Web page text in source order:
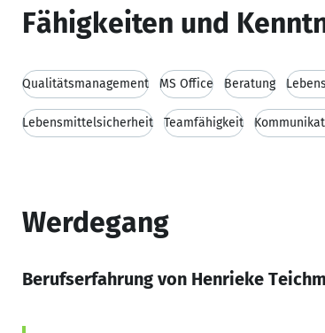
Fähigkeiten und
Qualitätsmanagement MS Office Beratung
Lebensmittelsicherheit Teamfähigkeit
Werdegang
Berufserfahrung von Henrieke